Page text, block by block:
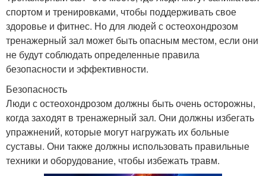
спортом и тренировками, чтобы поддерживать свое
здоровье и фитнес. Но для людей с остеохондрозом
тренажерный зал может быть опасным местом, если они
не будут соблюдать определенные правила
безопасности и эффективности.
Безопасность
Люди с остеохондрозом должны быть очень осторожны,
когда заходят в тренажерный зал. Они должны избегать
упражнений, которые могут нагружать их больные
суставы. Они также должны использовать правильные
техники и оборудование, чтобы избежать травм.